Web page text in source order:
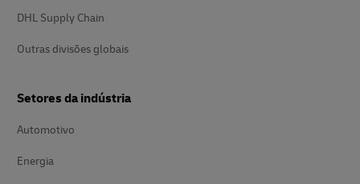
DHL Supply Chain
Outras divisões globais
Setores da indústria
Automotivo
Energia